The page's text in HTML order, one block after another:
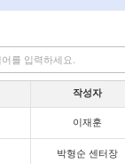
작성자
이재훈
박형순 센터장